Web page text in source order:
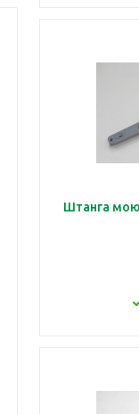
Штанга